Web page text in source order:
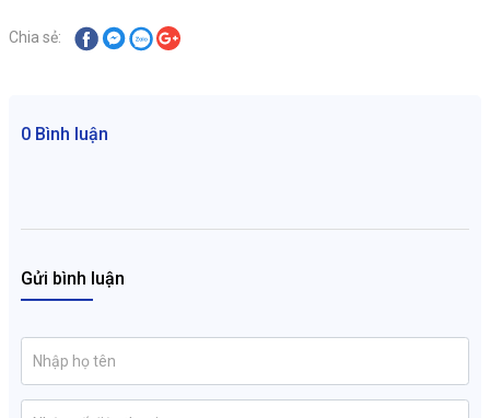
Chia sẻ:
0 Bình luận
Gửi bình luận